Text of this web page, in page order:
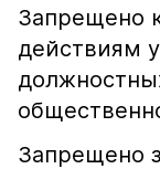
Запрещено
действиям
Запрещено